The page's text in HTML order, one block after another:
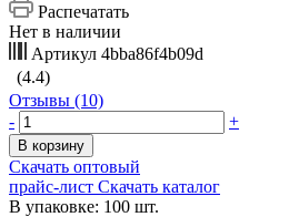
Распечатать
Нет в наличии
Артикул 4bba86f4b09d
(4.4)
Отзывы (10)
-
+
В корзину
Скачать оптовый
прайс-лист Скачать каталог
В упаковке: 100 шт.